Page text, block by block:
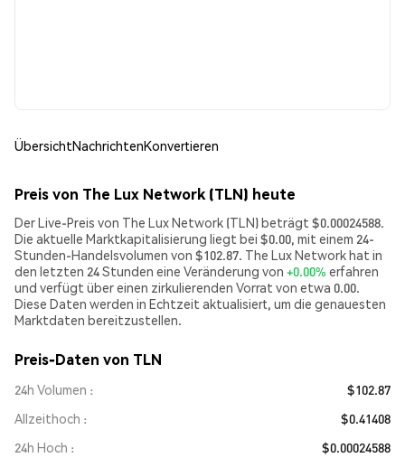
ÜbersichtNachrichtenKonvertieren
Preis von The Lux Network (TLN) heute
Der Live-Preis von The Lux Network (TLN) beträgt $0.00024588.
Die aktuelle Marktkapitalisierung liegt bei $0.00, mit einem 24-
Stunden-Handelsvolumen von $102.87. The Lux Network hat in
den letzten 24 Stunden eine Veränderung von +0.00% erfahren
und verfügt über einen zirkulierenden Vorrat von etwa 0.00.
Diese Daten werden in Echtzeit aktualisiert, um die genauesten
Marktdaten bereitzustellen.
Preis-Daten von TLN
24h Volumen
$102.87
Allzeithoch
$0.41408
24h Hoch
$0.00024588